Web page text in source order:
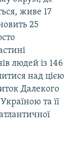
живе 17
25
людей із 146
над цією
Далекого
та її